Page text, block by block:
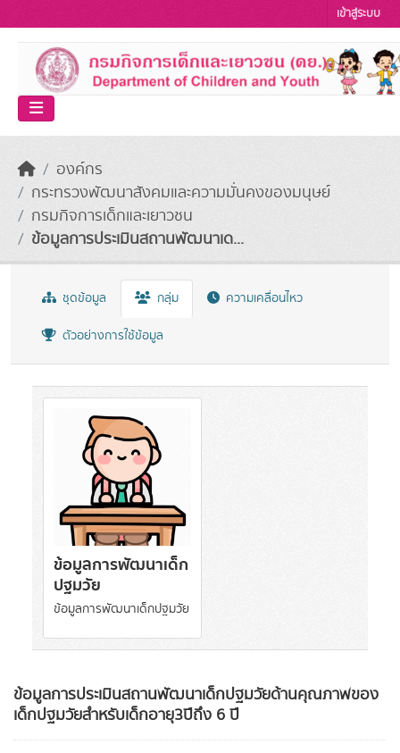
เข้าสู่ระบบ
องค์กร
กระทรวงพัฒนาสังคมและความมั่นคงของมนุษย์
กรมกิจการเด็กและเยาวชน
ข้อมูลการประเมินสถานพัฒนาเด...
ข้อมูลการประเมินสถานพัฒนาเด็กปฐมวัยด้านคุณภาพของ
เด็กปฐมวัยสำหรับเด็กอายุ3ปีถึง 6 ปี
ชุดข้อมูล กลุ่ม ความเคลื่อนไหว
ตัวอย่างการใช้ข้อมูล
ข้อมูลการพัฒนาเด็ก
ปฐมวัย
ข้อมูลการพัฒนาเด็กปฐมวัย